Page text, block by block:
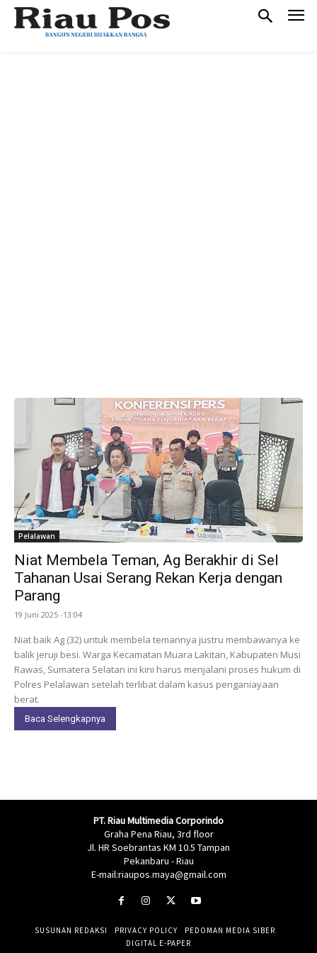
Pelalawan
Niat Membela Teman, Ag Berakhir di Sel
Tahanan Usai Serang Rekan Kerja dengan
Parang
19 Juni 2025 -13:04
Niat baik Ag (32) untuk membela temannya justru membawanya ke
balik jeruji besi. Warga Kecamatan Muara Lakitan, Kabupaten Musi
Rawas, Sumatera Selatan ini kini harus menjalani proses hukum di
Polres Pelalawan setelah terlibat dalam kasus penganiayaan
berat.
Baca Selengkapnya
PT. Riau Multimedia Corporindo
Graha Pena Riau, 3rd floor
Jl. HR Soebrantas KM 10.5 Tampan
Pekanbaru - Riau
E-mail:riaupos.maya@gmail.com
SUSUNAN REDAKSI PRIVACY POLICY
PEDOMAN MEDIA SIBER
DIGITAL E-PAPER